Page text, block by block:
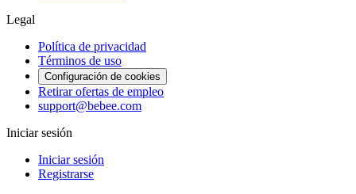
Legal
Política de privacidad
Términos de uso
Configuración de cookies
Retirar ofertas de empleo
support@bebee.com
Iniciar sesión
Iniciar sesión
Registrarse